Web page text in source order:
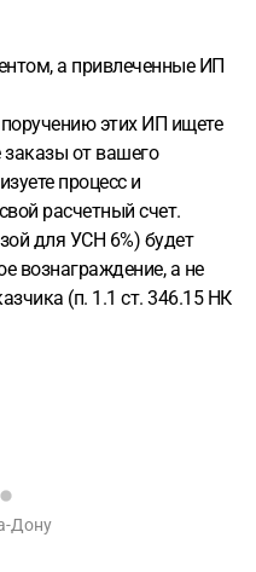
а привлеченные ИП
этих ИП ищете
заказы от вашего
процесс и
расчетный счет.
для УСН 6%) будет
вознаграждение, а не
(п. 1.1 ст. 346.15 НК
Дону